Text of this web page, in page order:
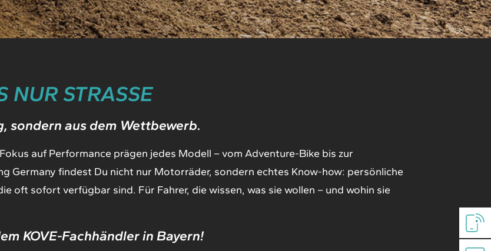
NUR STRASSE
sondern aus dem Wettbewerb.
auf Performance prägen jedes Modell – vom Adventure-Bike bis zur
Germany findest Du nicht nur Motorräder, sondern echtes Know-how: persönliche
oft sofort verfügbar sind. Für Fahrer, die wissen, was sie wollen – und wohin sie
KOVE-Fachhändler in Bayern!